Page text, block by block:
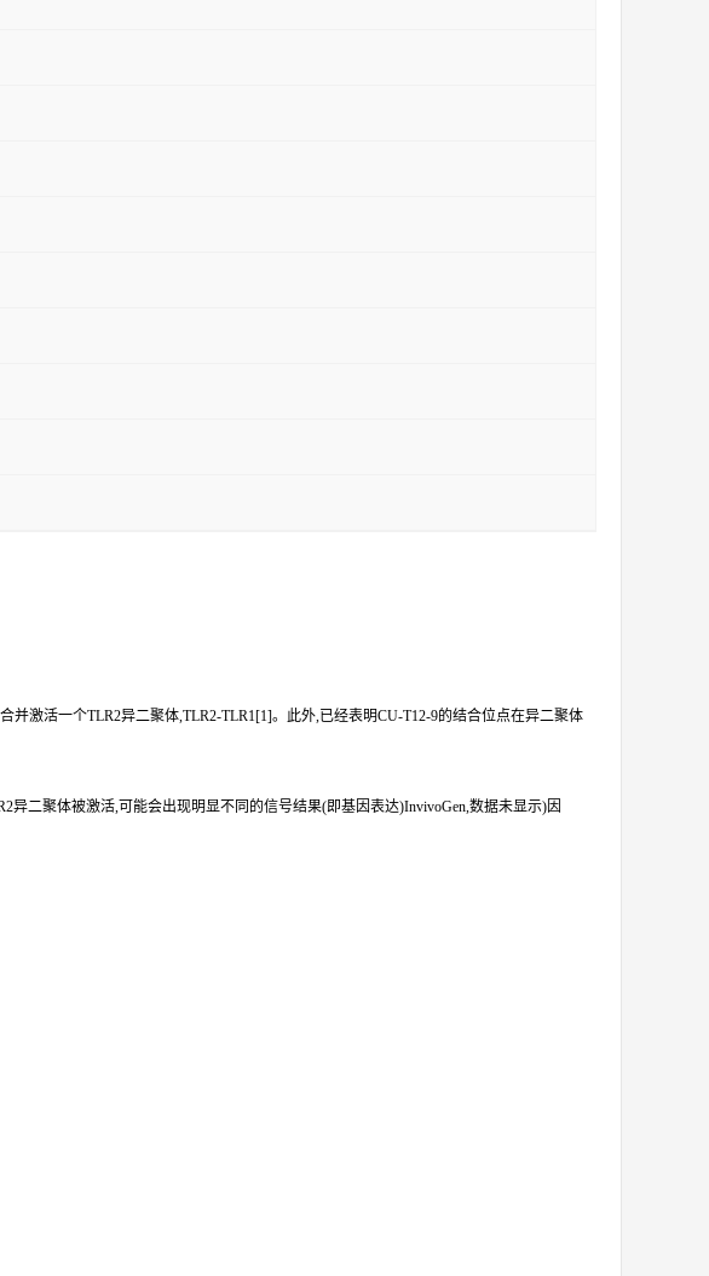
激活一个TLR2异二聚体,TLR2-TLR1[1]。此外,已经表明CU-T12-9的结合位点在异二聚体
二聚体被激活,可能会出现明显不同的信号结果(即基因表达)InvivoGen,数据未显示)因